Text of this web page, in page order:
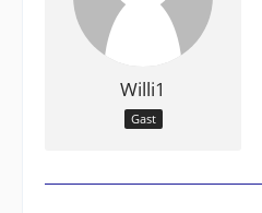
Willi1
Gast